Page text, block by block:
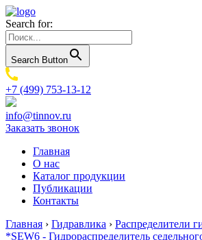
Search for:
Search Button
+7 (499) 753-13-12
info@tinnov.ru
Заказать звонок
Главная
О нас
Каталог продукции
Публикации
Контакты
Главная › Гидравлика › Распределители
*SEW6 - Гидрораспределитель